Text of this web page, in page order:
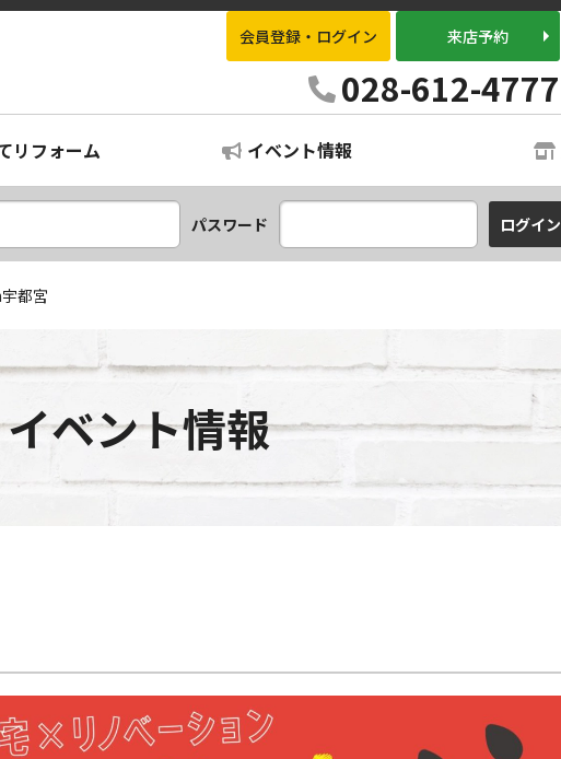
会員登録・ログイン 来店予約
028-612-4777
リフォーム イベント情報
パスワード
都宮
イベント情報